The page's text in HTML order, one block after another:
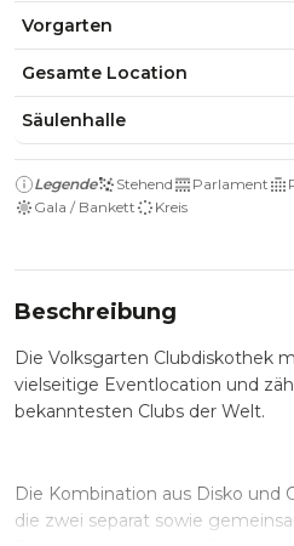
Vorgarten
Gesamte Location
Säulenhalle
Legende Stehend Parlament
Gala / Bankett
Kreis
Beschreibung
Die Volksgarten Clubdiskothek
vielseitige Eventlocation und
bekanntesten Clubs der Welt.
Die Kombination aus Disko und
die zwei separat sowie